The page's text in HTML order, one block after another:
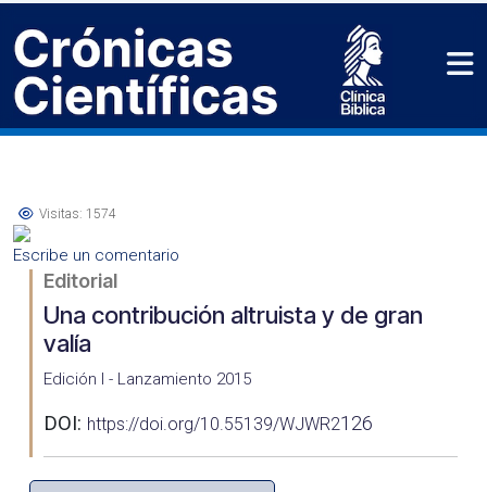
Visitas: 1574
Escribe un comentario
Editorial
Una contribución altruista y de gran
valía
Edición I - Lanzamiento 2015
DOI: https://doi.org/10.55139/WJWR2126